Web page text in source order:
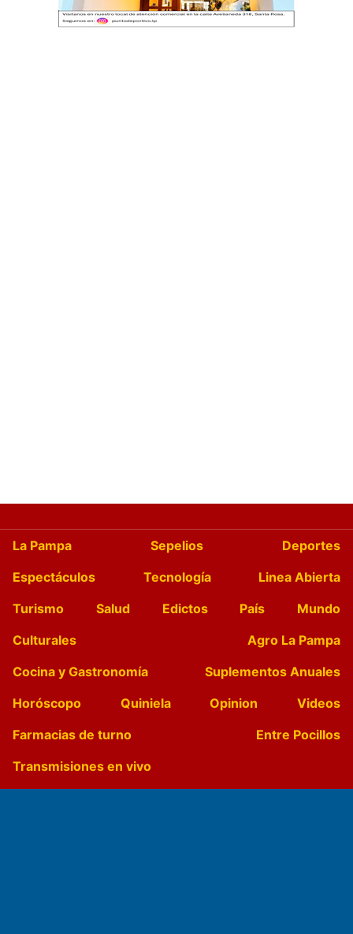
La Pampa Sepelios
Deportes
Espectáculos
Tecnología
Linea Abierta
Turismo
Salud Edictos País
Mundo
Culturales
Agro La Pampa
Cocina y Gastronomía
Suplementos Anuales
Horóscopo
Quiniela Opinion
Videos
Farmacias de turno
Entre Pocillos
Transmisiones en vivo